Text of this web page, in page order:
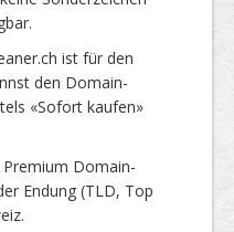
ist für den
den Domain-
«Sofort kaufen»
Domain-
Endung (TLD, Top